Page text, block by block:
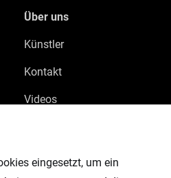
eingesetzt, um ein
Über uns
Künstler
Kontakt
Videos